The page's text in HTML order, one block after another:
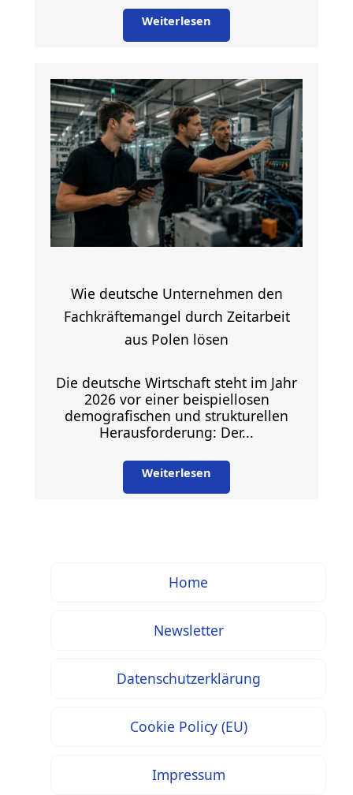
Weiterlesen
Wie deutsche Unternehmen den
Fachkräftemangel durch Zeitarbeit
aus Polen lösen
Die deutsche Wirtschaft steht im Jahr
2026 vor einer beispiellosen
demografischen und strukturellen
Herausforderung: Der...
Weiterlesen
Home
Newsletter
Datenschutzerklärung
Cookie Policy (EU)
Impressum